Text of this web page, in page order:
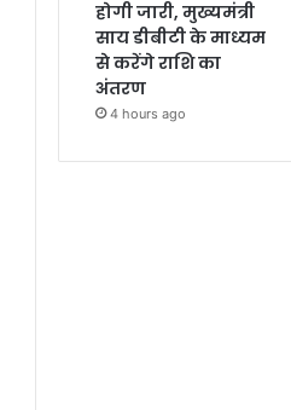
होगी जारी, मुख्यमंत्री
साय डीबीटी के माध्यम
से करेंगे राशि का
अंतरण
4 hours ago